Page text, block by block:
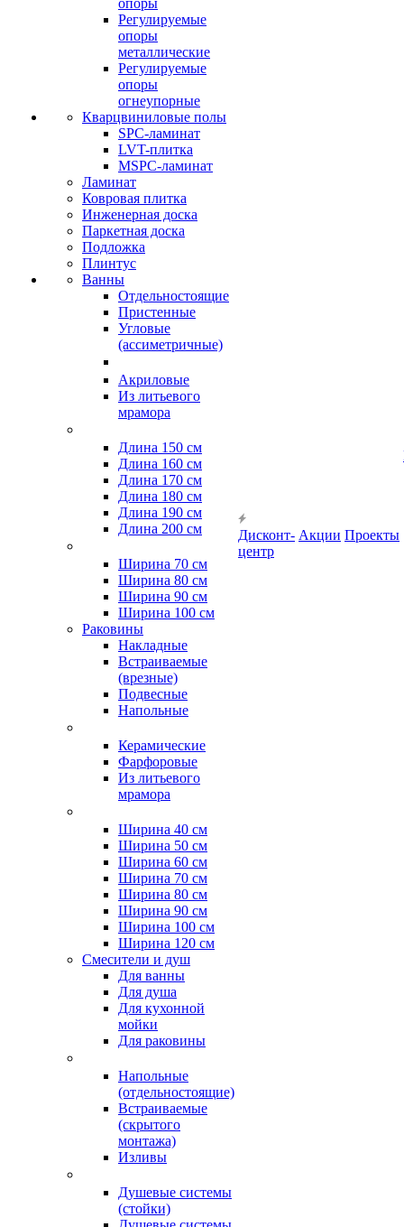
опоры
Регулируемые
опоры
металлические
Регулируемые
опоры
огнеупорные
Кварцвиниловые полы
SPC-ламинат
LVT-плитка
MSPC-ламинат
Ламинат
Ковровая плитка
Инженерная доска
Паркетная доска
Подложка
Плинтус
Ванны
Отдельностоящие
Пристенные
Угловые
(ассиметричные)
Акриловые
Из литьевого
мрамора
Длина 150 см
Длина 160 см
Длина 170 см
Длина 180 см
Длина 190 см
Длина 200 см
Ширина 70 см
Ширина 80 см
Ширина 90 см
Ширина 100 см
Раковины
Накладные
Встраиваемые
(врезные)
Подвесные
Напольные
Керамические
Фарфоровые
Из литьевого
мрамора
Ширина 40 см
Ширина 50 см
Ширина 60 см
Ширина 70 см
Ширина 80 см
Ширина 90 см
Ширина 100 см
Ширина 120 см
Смесители и душ
Для ванны
Для душа
Для кухонной
мойки
Для раковины
Напольные
(отдельностоящие)
Встраиваемые
(скрытого
монтажа)
Изливы
Душевые системы
(стойки)
Дисконт-
центр
Акции Проекты